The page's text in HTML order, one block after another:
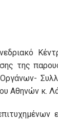
της
Αθηνών κ.